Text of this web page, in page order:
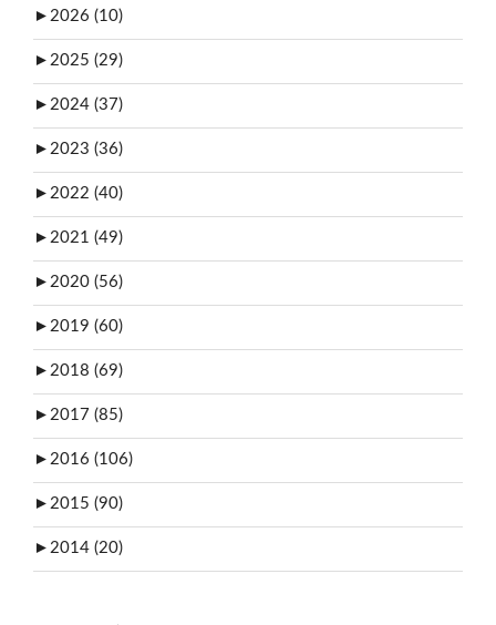
► 2026 (10)
► 2025 (29)
► 2024 (37)
► 2023 (36)
► 2022 (40)
► 2021 (49)
► 2020 (56)
► 2019 (60)
► 2018 (69)
► 2017 (85)
► 2016 (106)
► 2015 (90)
► 2014 (20)